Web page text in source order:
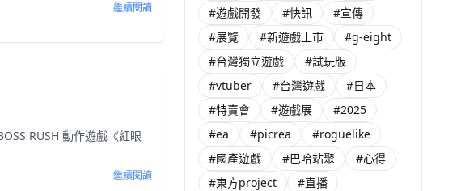
繼續閱讀
RUSH 動作遊戲《紅眼
繼續閱讀
#遊戲開發
#快訊
#宣傳
#展覽
#新遊戲上市
#g-eight
#台灣獨立遊戲
#試玩版
#vtuber
#台灣遊戲
#日本
#特賣會
#遊戲展
#2025
#ea
#picrea
#roguelike
#國產遊戲
#巴哈站聚
#心得
#東方project
#直播